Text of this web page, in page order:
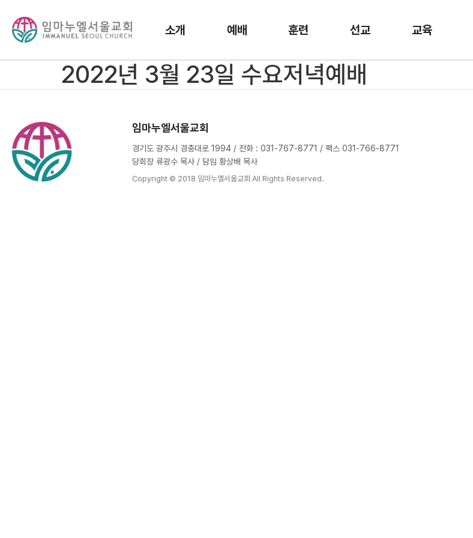
소개 예배 훈련 선교 교육
2022년 3월 23일 수요저녁예배
임마누엘서울교회
경기도 광주시 경충대로 1994 / 전화 : 031-767-8771 / 팩스 031-766-8771
당회장 류광수 목사 / 담임 황상배 목사
Copyright © 2018 임마누엘서울교회 All Rights Reserved.